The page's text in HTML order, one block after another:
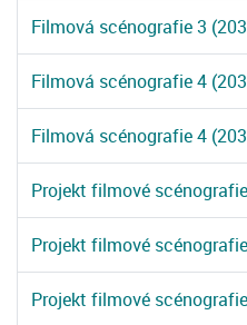
Filmová scénografie 3
Filmová scénografie 4
Filmová scénografie 4
Projekt filmové
Projekt filmové
Projekt filmové